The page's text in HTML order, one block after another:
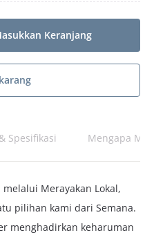
Keranjang
Spesifikasi Mengapa
Merayakan Lokal,
pilihan kami dari Semana.
menghadirkan keharuman